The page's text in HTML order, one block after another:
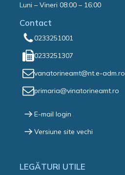
Luni – Vineri 08:00 – 16:00
Contact
0233251001
0233251307
vanatorineamt@nt.e-adm.ro
primaria@vinatorineamt.ro
E-mail login
Versiune site vechi
LEGĂTURI UTILE